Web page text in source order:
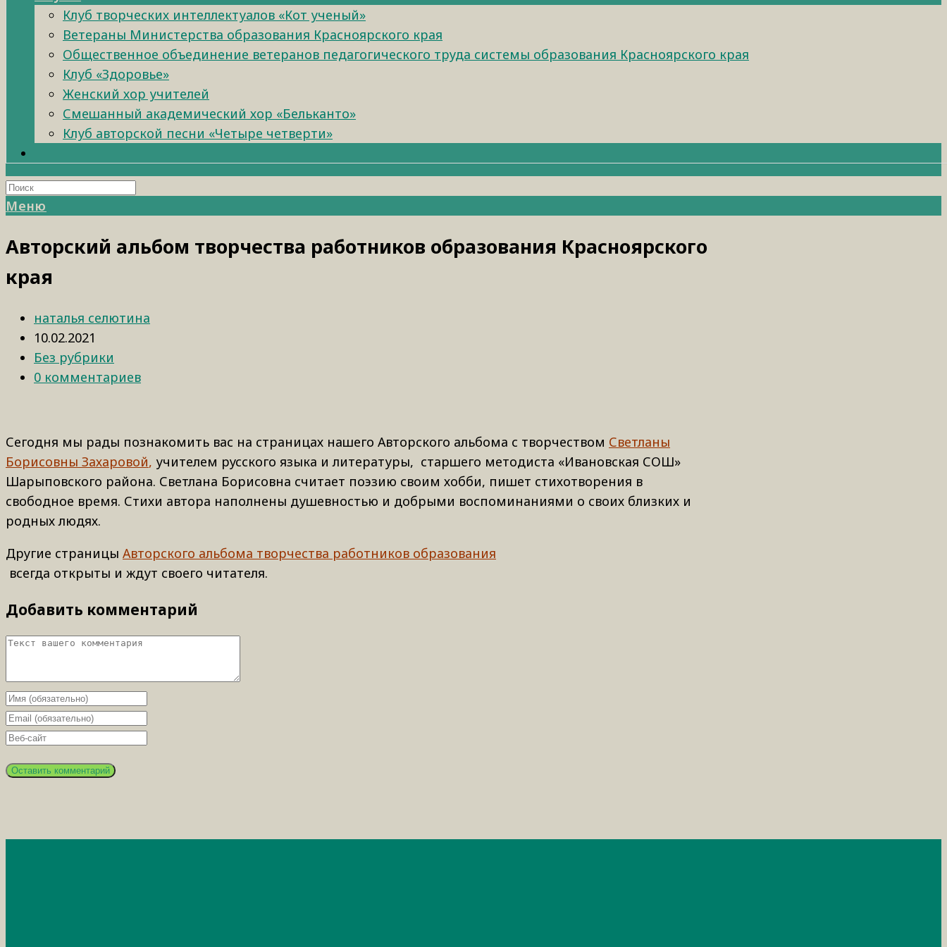
Клуб творческих интеллектуалов «Кот ученый»
Ветераны Министерства образования Красноярского края
Общественное объединение ветеранов педагогического труда системы образования Красноярского края
Клуб «Здоровье»
Женский хор учителей
Смешанный академический хор «Бельканто»
Клуб авторской песни «Четыре четверти»
Меню
Авторский альбом творчества работников образования Красноярского
края
наталья селютина
10.02.2021
Без рубрики
0 комментариев
Сегодня мы рады познакомить вас на страницах нашего Авторского альбома с творчеством Светланы
Борисовны Захаровой, учителем русского языка и литературы, старшего методиста «Ивановская СОШ»
Шарыповского района. Светлана Борисовна считает поэзию своим хобби, пишет стихотворения в
свободное время. Стихи автора наполнены душевностью и добрыми воспоминаниями о своих близких и
родных людях.
Другие страницы Авторского альбома творчества работников образования
всегда открыты и ждут своего читателя.
Добавить комментарий